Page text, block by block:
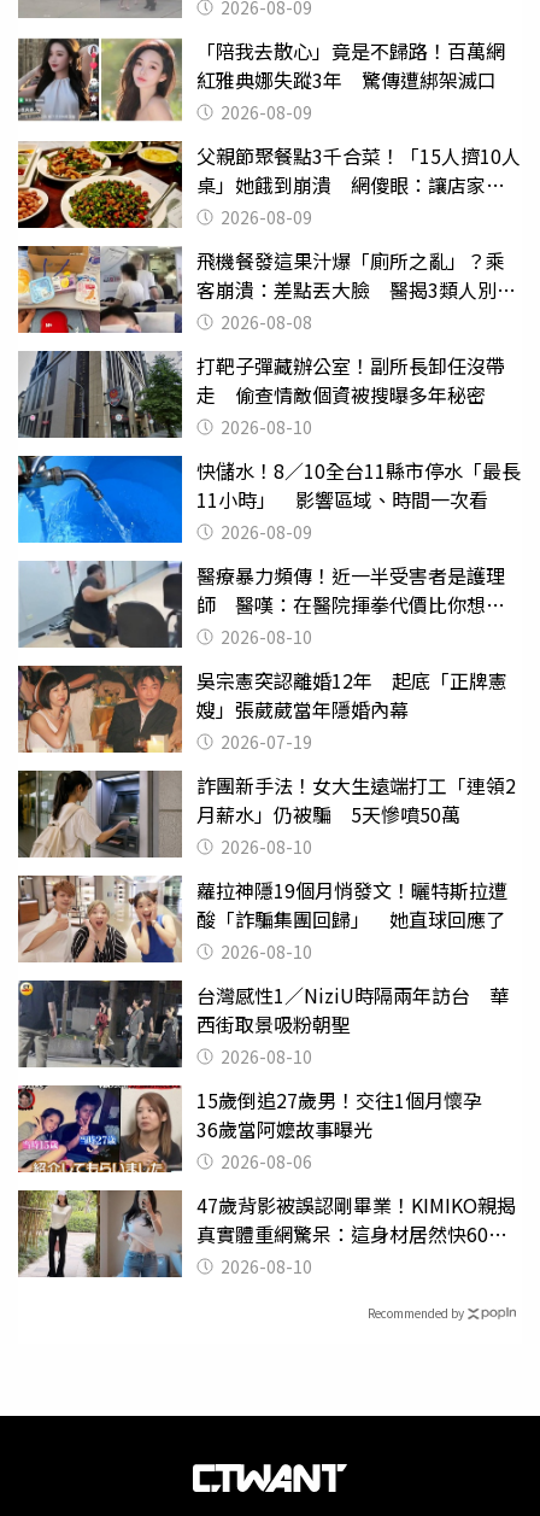
2026-08-09
「陪我去散心」竟是不歸路！百萬網
紅雅典娜失蹤3年 驚傳遭綁架滅口
2026-08-09
父親節聚餐點3千合菜！「15人擠10人
桌」她餓到崩潰 網傻眼：讓店家看
笑話2026-08-09
飛機餐發這果汁爆「廁所之亂」？乘
客崩潰：差點丟大臉 醫揭3類人別亂
喝 2026-08-08
打靶子彈藏辦公室！副所長卸任沒帶
走 偷查情敵個資被搜曝多年秘密
2026-08-10
快儲水！8／10全台11縣市停水「最長
11小時」 影響區域、時間一次看
2026-08-09
醫療暴力頻傳！近一半受害者是護理
師 醫嘆：在醫院揮拳代價比你想像
的還要大
2026-08-10
吳宗憲突認離婚12年 起底「正牌憲
嫂」張葳葳當年隱婚內幕
2026-07-19
詐團新手法！女大生遠端打工「連領2
月薪水」仍被騙 5天慘噴50萬
2026-08-10
蘿拉神隱19個月悄發文！曬特斯拉遭
酸「詐騙集團回歸」 她直球回應了
2026-08-10
台灣感性1／NiziU時隔兩年訪台 華
西街取景吸粉朝聖
2026-08-10
15歲倒追27歲男！交往1個月懷孕
36歲當阿嬤故事曝光
2026-08-06
47歲背影被誤認剛畢業！KIMIKO親揭
真實體重網驚呆：這身材居然快60公
斤？2026-08-10
Recommended by